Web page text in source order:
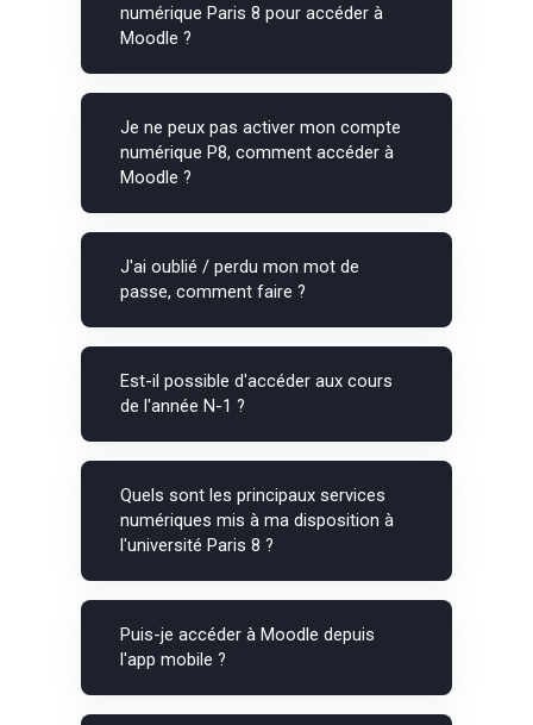
numérique Paris 8 pour accéder à
Moodle ?
Je ne peux pas activer mon compte
numérique P8, comment accéder à
Moodle ?
J'ai oublié / perdu mon mot de
passe, comment faire ?
Est-il possible d'accéder aux cours
de l'année N-1 ?
Quels sont les principaux services
numériques mis à ma disposition à
l'université Paris 8 ?
Puis-je accéder à Moodle depuis
l'app mobile ?